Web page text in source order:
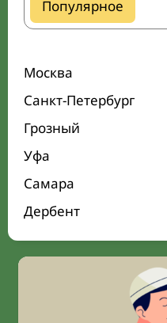
Популярное
Москва
Санкт-Петербург
Грозный
Уфа
Самара
Дербент